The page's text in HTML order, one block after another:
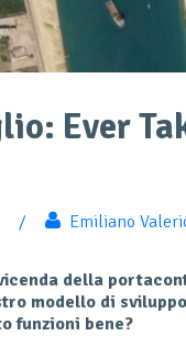
Ever
/ Emiliano
della
modello di
funzioni bene?